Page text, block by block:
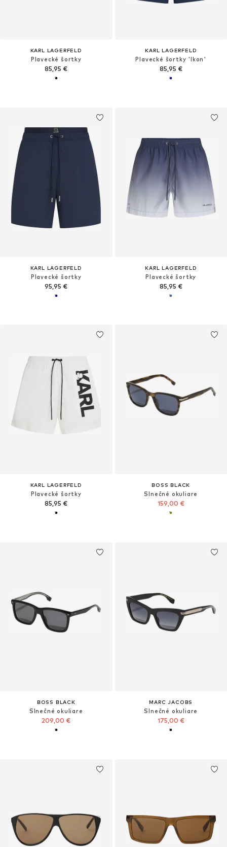
KARL LAGERFELD
Plavecké šortky
85,95 €
KARL LAGERFELD
Plavecké šortky 'Ikon'
85,95 €
KARL LAGERFELD
Plavecké šortky
95,95 €
KARL LAGERFELD
Plavecké šortky
85,95 €
KARL LAGERFELD
Plavecké šortky
85,95 €
BOSS BLACK
Slnečné okuliare
159,00 €
BOSS BLACK
Slnečné okuliare
209,00 €
MARC JACOBS
Slnečné okuliare
175,00 €